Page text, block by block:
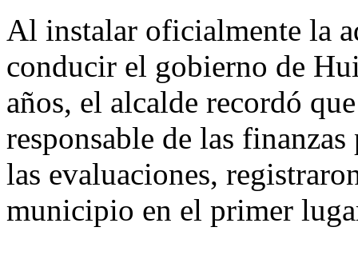
Al instalar oficialmente la
conducir el gobierno de
años, el alcalde recordó
responsable de las
las evaluaciones,
municipio en el primer